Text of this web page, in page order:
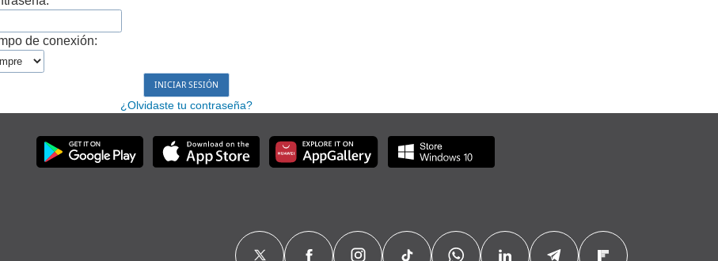
de conexión:
¿Olvidaste tu contraseña?